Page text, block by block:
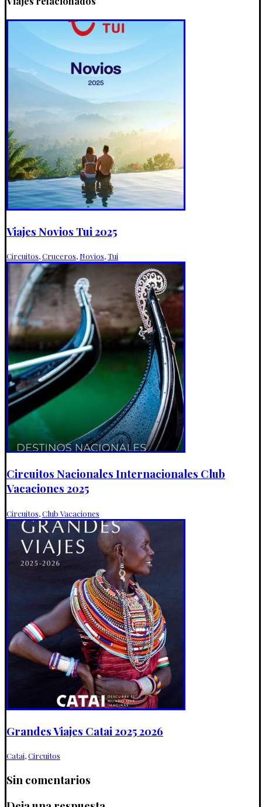
Viajes Novios Tui 2025
Circuitos,Cruceros, Novios,Tui
Circuitos Nacionales Internacionales Club
Vacaciones 2025
Circuitos,Club Vacaciones
Grandes Viajes Catai 2025 2026
Catai,Circuitos
Sin comentarios